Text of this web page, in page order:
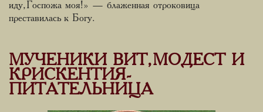
иду, Госпожа моя!» — блаженная отроковица
преставилась к Богу.
МУЧЕНИКИ ВИТ, МОДЕСТ И
КРИСКЕНТИЯ-
ПИТАТЕЛЬНИЦА